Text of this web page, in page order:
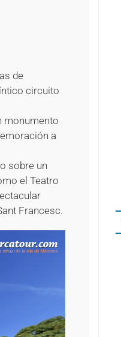
de
circuito
monumento
a
sobre un
el Teatro
Francesc.